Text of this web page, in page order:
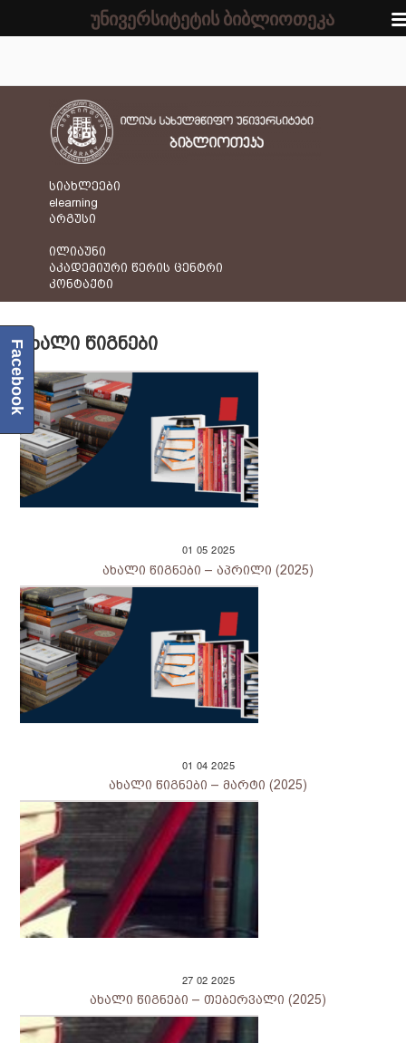
სიახლეები
elearning
არგუსი
ილიაუნი
აკადემიური წერის ცენტრი
კონტაქტი
ᲐᲮᲐᲚᲘ ᲬᲘᲒᲜᲔᲑᲘ
01 05 2025
ახალი წიგნები – აპრილი (2025)
01 04 2025
ახალი წიგნები – მარტი (2025)
27 02 2025
ახალი წიგნები – თებერვალი (2025)
Facebook
უნივერსიტეტის ბიბლიოთეკა